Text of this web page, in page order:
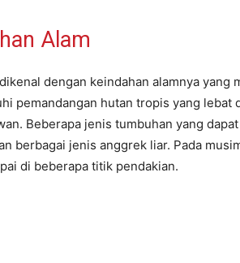
Alam
dengan keindahan alamnya yang
pemandangan hutan tropis yang
Beberapa jenis tumbuhan yang
berbagai jenis anggrek liar. Pada
di beberapa titik pendakian.